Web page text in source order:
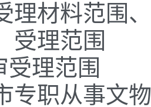
材料范围、
理范围
理范围
职从事文物